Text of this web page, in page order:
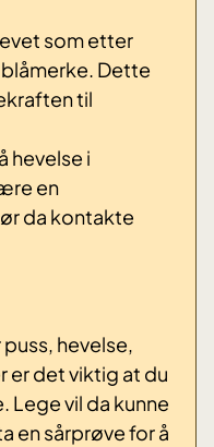
som etter
Dette
til
hevelse i
en
da kontakte
hevelse,
det viktig at du
Lege vil da kunne
en sårprøve for å